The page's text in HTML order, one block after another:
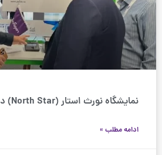
نمایشگاه نورث استار (North Star) دبی ۲۰۲۳
ادامه مطلب »